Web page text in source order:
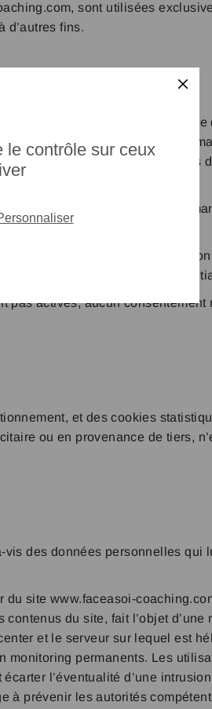
sont utilisées
d’autres fins.
coaching.com,
qualifié d’opt-in. Toutes les
les objectifs de la récolte des
par ce geste univoque, de
à tout moment reprendre son
pour lequel, elles étaient
pas activés, aucun consentement
et des cookies
ou en provenance de tiers,
des données personnelles qui
site www.faceasoi-
du site, fait l’objet d’une
et le serveur sur lequel est
monitoring permanents. Les
l’éventualité d’une
à prévenir les autorités
X
le contrôle sur ceux